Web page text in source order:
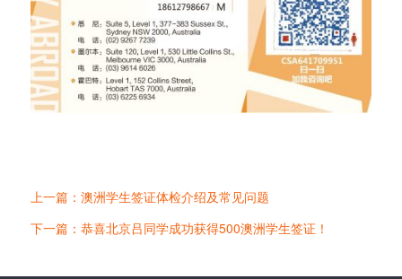
上一篇：澳洲学生签证体检介绍及常见问题
下一篇：恭喜北京吕同学成功获得500澳洲学生签证！